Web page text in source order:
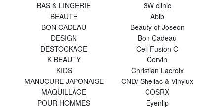
BAS & LINGERIE
BEAUTE
BON CADEAU
DESIGN
DESTOCKAGE
K BEAUTY
KIDS
MANUCURE JAPONAISE
MAQUILLAGE
POUR HOMMES
3W clinic
Abib
Beauty of Joseon
Bon Cadeau
Cell Fusion C
Cervin
Christian Lacroix
CND/ Shellac & Vinylux
COSRX
Eyenlip